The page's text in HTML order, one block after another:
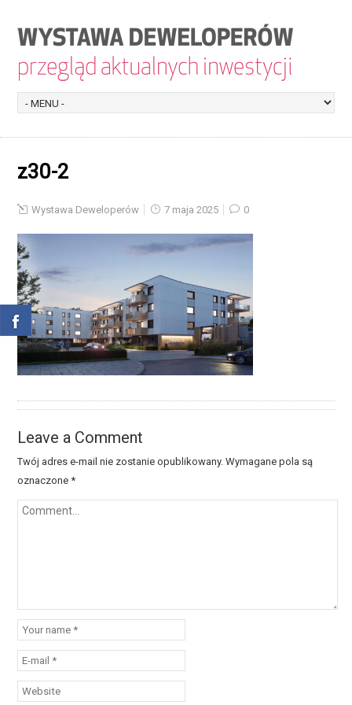
z30-2
Wystawa Deweloperów 7 maja 2025 0
Leave a Comment
Twój adres e-mail nie zostanie opublikowany. Wymagane pola są
oznaczone*